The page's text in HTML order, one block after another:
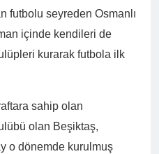
futbolu seyreden Osmanlı
içinde kendileri de
kurarak futbola ilk
sahip olan
olan Beşiktaş,
o dönemde kurulmuş